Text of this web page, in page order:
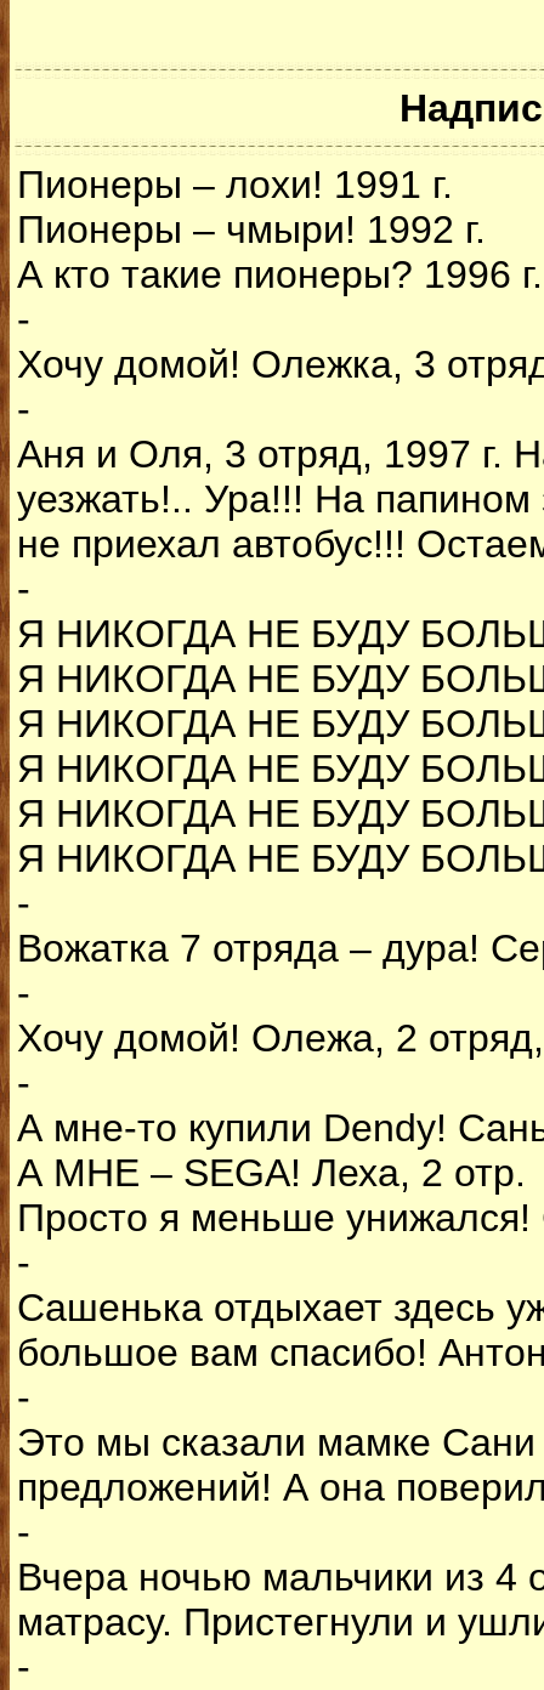
Пионеры – лохи! 1991 г.
Пионеры – чмыри! 1992 г.
А кто такие пионеры? 1996 г.
-
Хочу домой! Олежка, 3
-
Аня и Оля, 3 отряд, 1997 г.
уезжать!.. Ура!!! На
не приехал автобус!!!
-
Я НИКОГДА НЕ БУДУ
Я НИКОГДА НЕ БУДУ
Я НИКОГДА НЕ БУДУ
Я НИКОГДА НЕ БУДУ
Я НИКОГДА НЕ БУДУ
Я НИКОГДА НЕ БУДУ
-
Вожатка 7 отряда – дура!
-
Хочу домой! Олежа, 2 отряд,
-
А мне-то купили Dendy!
А МНЕ – SEGA! Леха, 2 отр.
Просто я меньше унижался!
-
Сашенька отдыхает здесь
большое вам спасибо!
-
Это мы сказали мамке Сани
предложений! А она
-
Вчера ночью мальчики из 4
матрасу. Пристегнули и
-